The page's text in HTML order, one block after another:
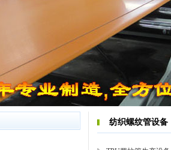
纺织螺纹管设备